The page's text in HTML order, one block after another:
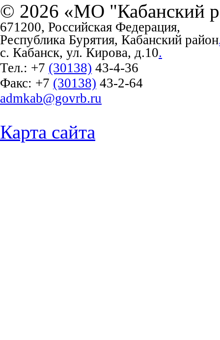
© 2026 «МО "Кабанский
671200, Российская Федерация,
Республика Бурятия, Кабанский район
с. Кабанск, ул. Кирова, д.10.
Тел.: +7 (30138) 43-4-36
Факс: +7 (30138) 43-2-64
admkab@govrb.ru
Карта сайта